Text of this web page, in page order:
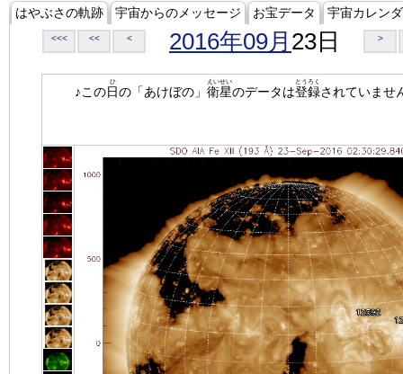
はやぶさの軌跡 宇宙からのメッセージ お宝データ 宇宙カレン
<<< << < 2016年09月 23日 >
♪この日
ひ
の「あけぼの」 衛星
えいせい
のデータは登録
とうろく
されていませ